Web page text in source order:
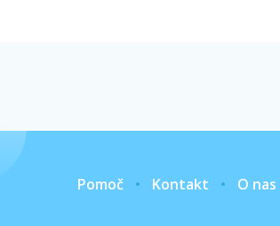
Pomoč Kontakt O nas